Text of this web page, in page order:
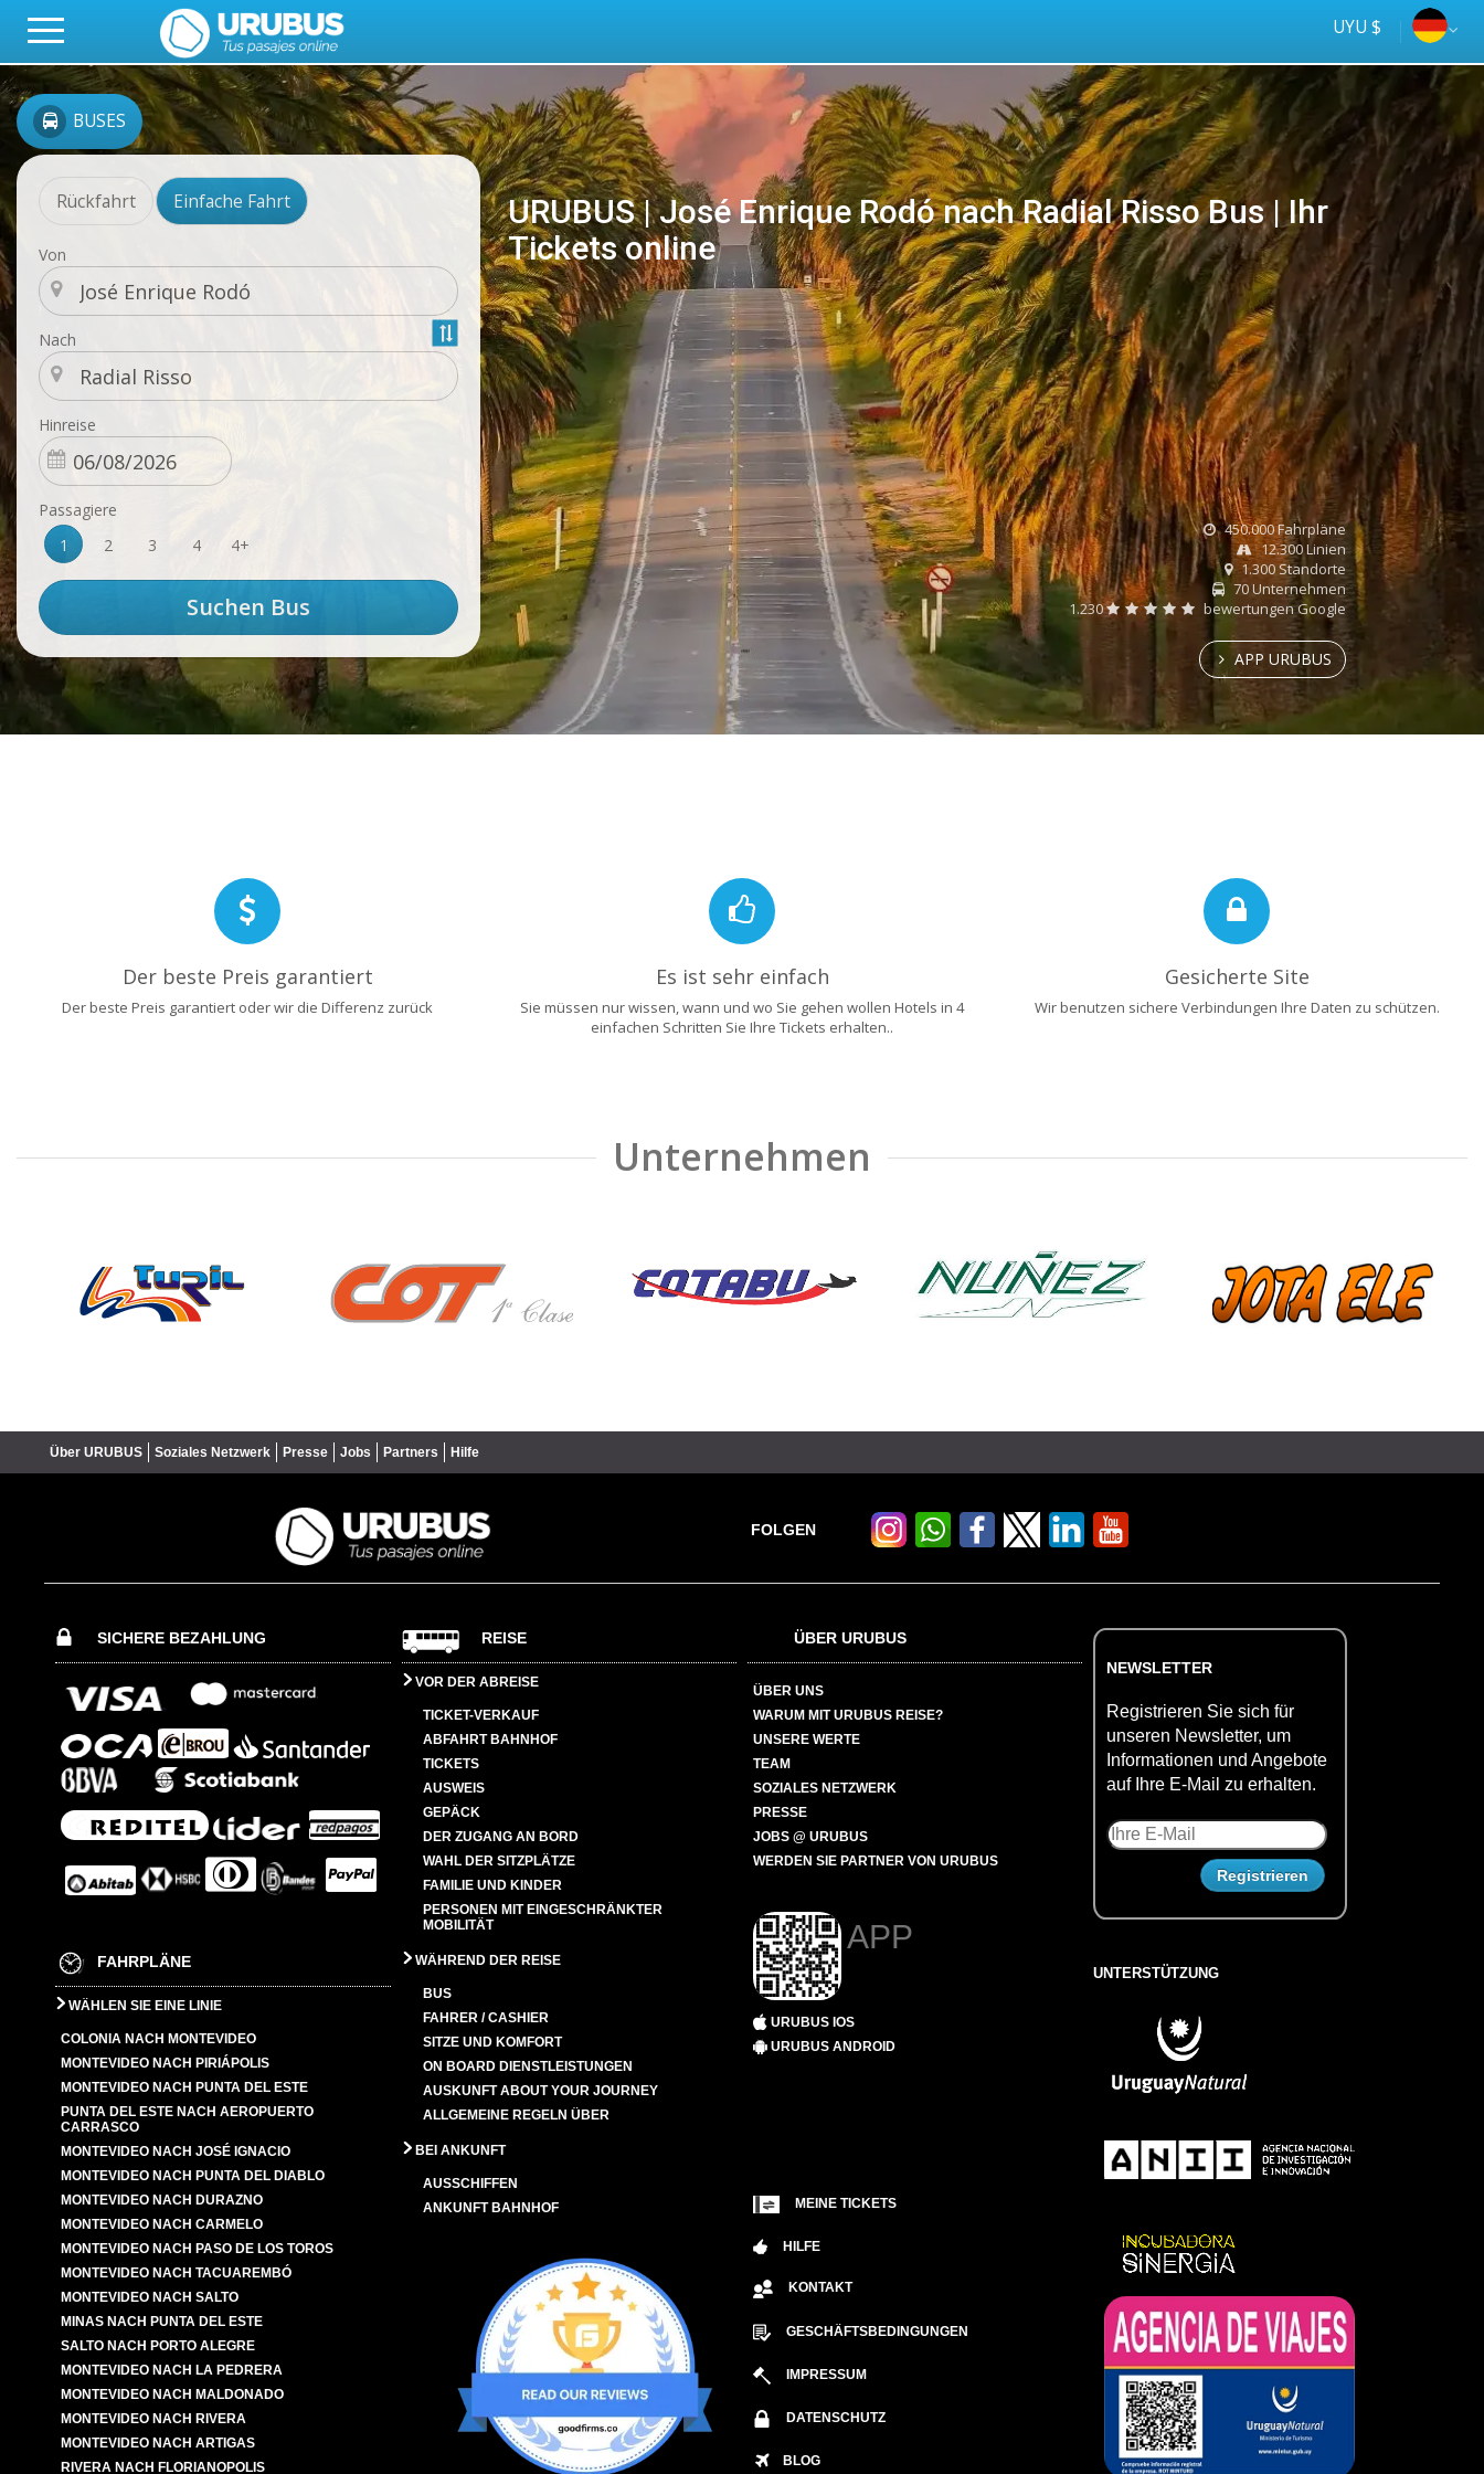
UYU $
BUSES
Rückfahrt Einfache Fahrt
Von
Nach
Hinreise
Passagiere
1
2 3 4 4+
URUBUS | José Enrique Rodó nach Radial Risso Bus | Ihr
Tickets online
online
Tus
ómnibus
450.000 Fahrpläne
12.300 Linien
1.300 Standorte
70 Unternehmen
1.230
bewertungen Google
APP URUBUS
Der beste Preis garantiert
Der beste Preis garantiert oder wir die Differenz zurück
Es ist sehr einfach
Sie müssen nur wissen, wann und wo Sie gehen wollen Hotels in 4
einfachen Schritten Sie Ihre Tickets erhalten..
Gesicherte Site
Wir benutzen sichere Verbindungen Ihre Daten zu schützen.
Unternehmen
Über URUBUS Soziales Netzwerk Presse Jobs Partners Hilfe
FOLGEN
SICHERE BEZAHLUNG
FAHRPLÄNE
WÄHLEN SIE EINE LINIE
COLONIA NACH MONTEVIDEO
MONTEVIDEO NACH PIRIÁPOLIS
MONTEVIDEO NACH PUNTA DEL ESTE
PUNTA DEL ESTE NACH AEROPUERTO
CARRASCO
MONTEVIDEO NACH JOSÉ IGNACIO
MONTEVIDEO NACH PUNTA DEL DIABLO
MONTEVIDEO NACH DURAZNO
MONTEVIDEO NACH CARMELO
MONTEVIDEO NACH PASO DE LOS TOROS
MONTEVIDEO NACH TACUAREMBÓ
MONTEVIDEO NACH SALTO
MINAS NACH PUNTA DEL ESTE
SALTO NACH PORTO ALEGRE
MONTEVIDEO NACH LA PEDRERA
MONTEVIDEO NACH MALDONADO
MONTEVIDEO NACH RIVERA
MONTEVIDEO NACH ARTIGAS
RIVERA NACH FLORIANOPOLIS
REISE
VOR DER ABREISE
TICKET-VERKAUF
ABFAHRT BAHNHOF
TICKETS
AUSWEIS
GEPÄCK
DER ZUGANG AN BORD
WAHL DER SITZPLÄTZE
FAMILIE UND KINDER
PERSONEN MIT EINGESCHRÄNKTER
MOBILITÄT
WÄHREND DER REISE
BUS
FAHRER / CASHIER
SITZE UND KOMFORT
ON BOARD DIENSTLEISTUNGEN
AUSKUNFT ABOUT YOUR JOURNEY
ALLGEMEINE REGELN ÜBER
BEI ANKUNFT
AUSSCHIFFEN
ANKUNFT BAHNHOF
ÜBER URUBUS
ÜBER UNS
WARUM MIT URUBUS REISE?
UNSERE WERTE
TEAM
SOZIALES NETZWERK
PRESSE
JOBS @ URUBUS
WERDEN SIE PARTNER VON URUBUS
APP
URUBUS IOS
URUBUS ANDROID
MEINE TICKETS
HILFE
KONTAKT
GESCHÄFTSBEDINGUNGEN
IMPRESSUM
DATENSCHUTZ
BLOG
NEWSLETTER
Registrieren Sie sich für
unseren Newsletter, um
Informationen und Angebote
auf Ihre E-Mail zu erhalten.
UNTERSTÜTZUNG